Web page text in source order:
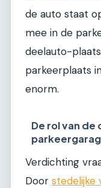
de auto staat
mee in de
deelauto-
parkeerplaats
enorm.
De rol van
Verdichting
Door stedelijke